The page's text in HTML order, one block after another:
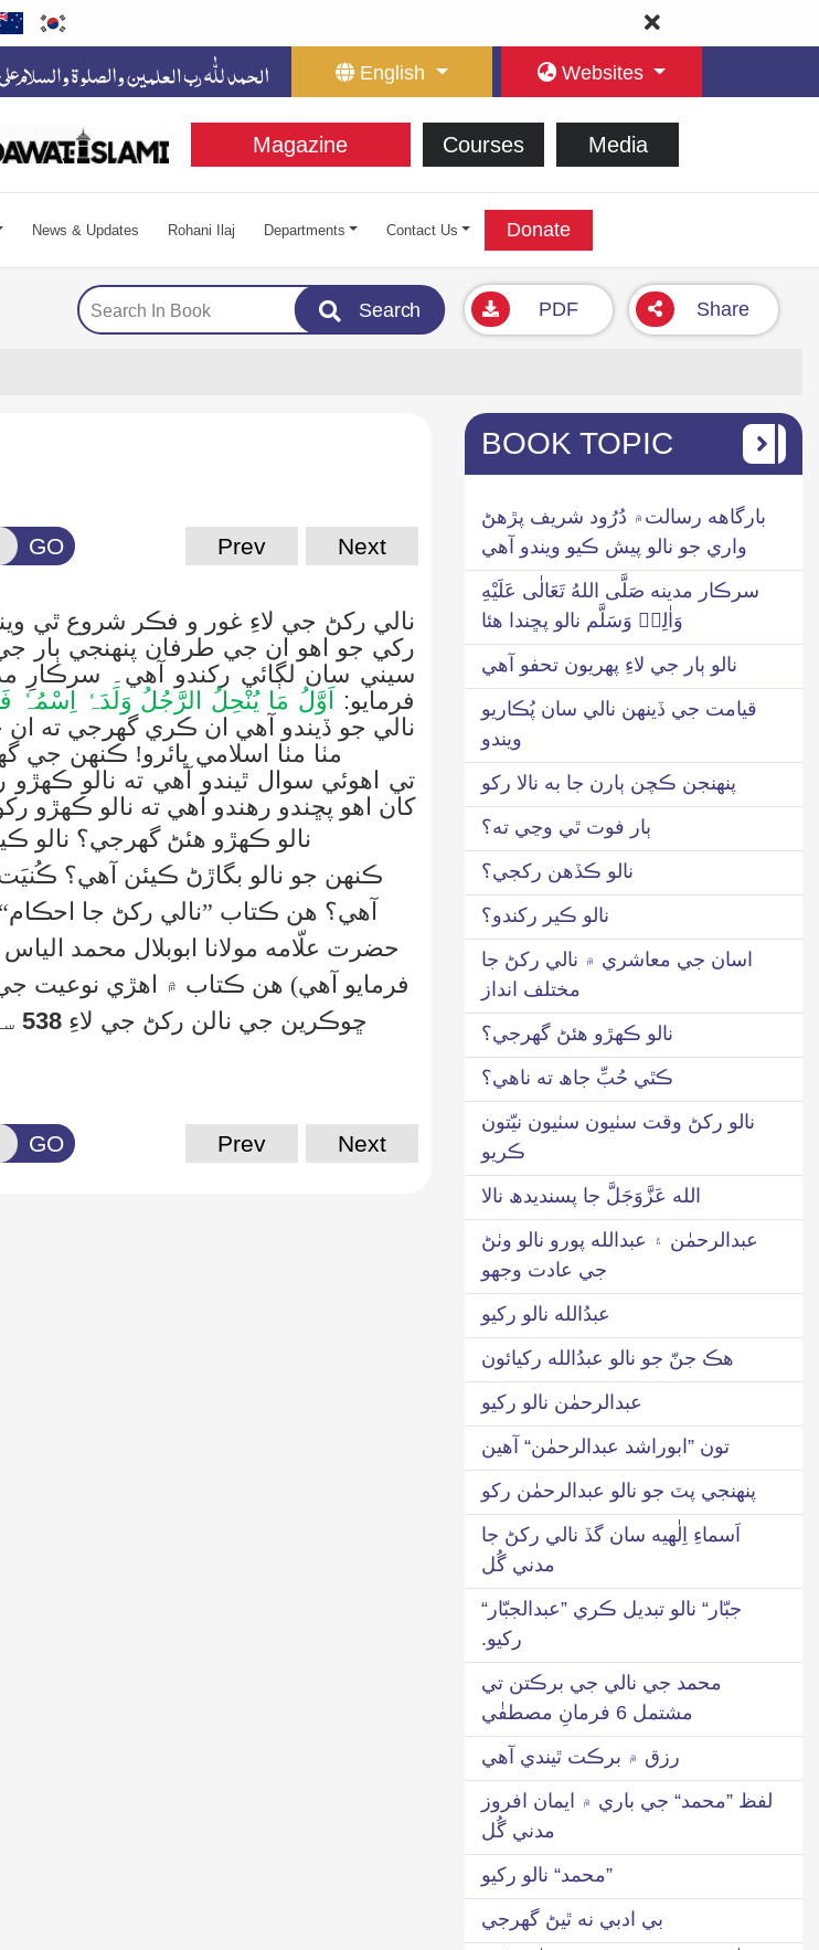
English Websites
Magazine Courses Media
News & Updates Rohani Ilaj Departments Contact Us Donate
Search PDF Share
GO Prev Next
نالي رکڻ جي لاءِ غور و فڪر شروع ٿي
رکي جو اهو ان جي طرفان پنهنجي ٻار
سيني سان لڳائي رکندو آهي۔
سرڪارِ
فرمايو: اَوَّلُ مَا یُنْحِلُ الرَّجُلُ وَلَدَہٗ اِسْمُہٗ
نالي جو ڏيندو آهي ان ڪري گھرجي ته ان
مٺا مٺا اسلامي ڀائرو! ڪنهن جي گھر
تي اهوئي سوال ٿيندو آهي ته نالو
کان اهو پڇندو رهندو آهي ته نالو ڪهڙو
نالو ڪهڙو هئڻ گهرجي؟ نالو ڪير
ڪنهن جو نالو بگاڙڻ ڪيئن آهي؟
آهي؟ هن ڪتاب ”نالي رکڻ جا احڪام“
حضرت علّامه مولانا ابوبلال محمد
فرمايو آهي) هن ڪتاب ۾ اهڙي
ڇوڪرين جي نالن رکڻ جي لاءِ 538
GO Prev Next
BOOK TOPIC
بارگاھه رسالت۾ دُرُود شريف پڙهڻ
واري جو نالو پيش ڪيو ويندو آهي
سرڪار مدينه صَلَّى اللهُ تَعَالٰى عَلَيْهِ
وَاٰلِهٖ وَسَلَّم نالو پڇندا هئا
نالو ٻار جي لاءِ پهريون تحفو آهي
قيامت جي ڏينهن نالي سان پُڪاريو
ويندو
پنهنجن ڪچن ٻارن جا به نالا رکو
ٻار فوت ٿي وڃي ته؟
نالو ڪڏهن رکجي؟
نالو ڪير رکندو؟
اسان جي معاشري ۾ نالي رکڻ جا
مختلف انداز
نالو ڪهڙو هئڻ گھرجي؟
ڪٿي حُبِّ جاھ ته ناهي؟
نالو رکڻ وقت سٺيون سٺيون نيّتون
ڪريو
الله عَزَّوَجَلَّ جا پسنديدھ نالا
عبدالرحمٰن ۽ عبدالله پورو نالو وٺڻ
جي عادت وجھو
عبدُالله نالو رکيو
هڪ جنّ جو نالو عبدُالله رکيائون
عبدالرحمٰن نالو رکيو
تون ”ابوراشد عبدالرحمٰن“ آهين
پنهنجي پٽ جو نالو عبدالرحمٰن رکو
اَسماءِ اِلٰهيه سان گڏ نالي رکڻ جا
مدني گُل
جبّار“ نالو تبديل ڪري ”عبدالجبّار“
رکيو.
محمد جي نالي جي برڪتن تي
مشتمل 6 فرمانِ مصطفٰي
رزق ۾ برڪت ٿيندي آهي
لفظ ”محمد“ جي باري ۾ ايمان افروز
مدني گُل
”محمد“ نالو رکيو
بي ادبي نه ٿيڻ گھرجي